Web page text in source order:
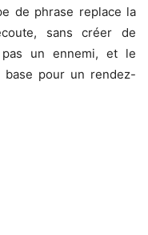
de phrase replace la
sans créer de
pas un ennemi, et le
pour un rendez-